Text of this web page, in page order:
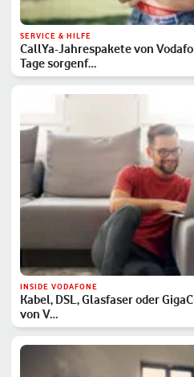
SERVICE & HILFE
CallYa-Jahrespakete von
Tage sorgenf…
INSIDE VODAFONE
Kabel, DSL, Glasfaser oder
von V…